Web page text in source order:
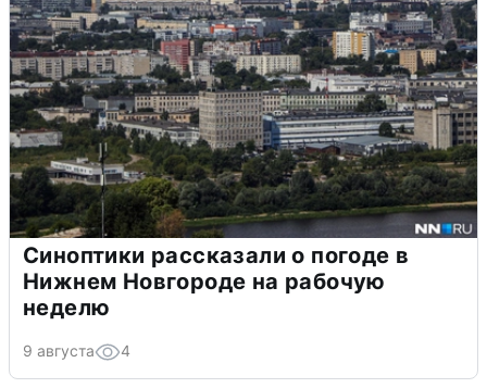
Синоптики рассказали о погоде в
Нижнем Новгороде на рабочую
неделю
9 августа 4